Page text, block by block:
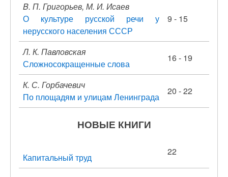
B. П. Григорьев, М. И. Исаев
О культуре русской речи у
нерусского населения СССР
9 - 15
Л. К. Павловская
Сложносокращенные слова
16 - 19
К. С. Горбачевич
По площадям и улицам Ленинграда
20 - 22
НОВЫЕ КНИГИ
Капитальный труд
22